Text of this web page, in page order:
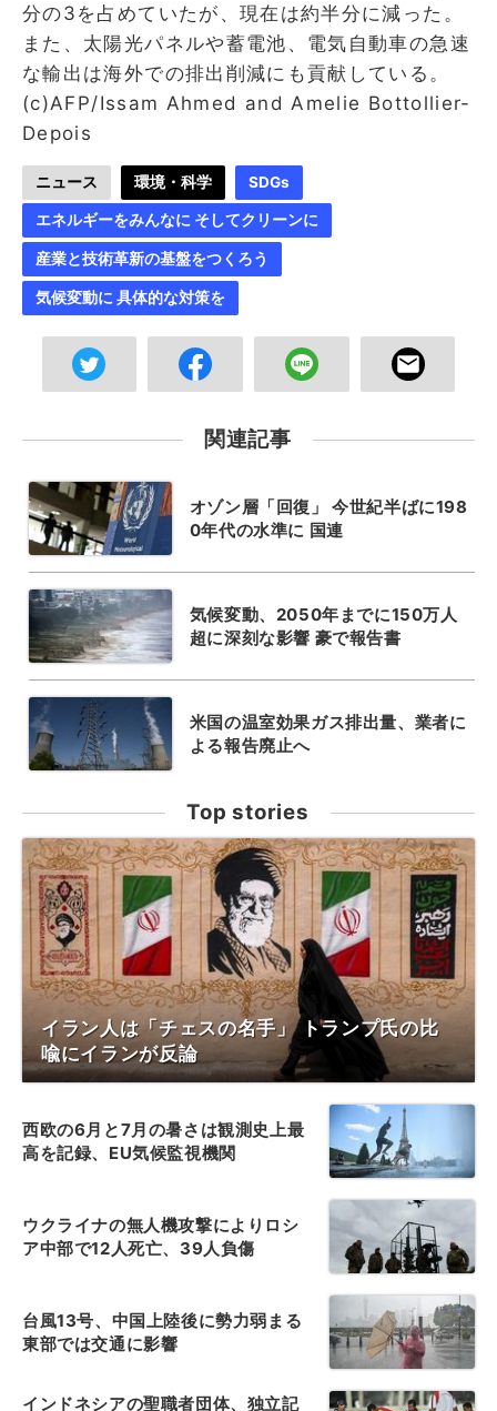
分の3を占めていたが、現在は約半分に減った。
また、太陽光パネルや蓄電池、電気自動車の急速
な輸出は海外での排出削減にも貢献している。
(c)AFP/Issam Ahmed and Amelie Bottollier-
Depois
ニュース 環境・科学 SDGs
エネルギーをみんなに そしてクリーンに
産業と技術革新の基盤をつくろう
気候変動に 具体的な対策を
関連記事
オゾン層「回復」 今世紀半ばに198
0年代の水準に 国連
気候変動、2050年までに150万人
超に深刻な影響 豪で報告書
米国の温室効果ガス排出量、業者に
よる報告廃止へ
Top stories
イラン人は「チェスの名手」 トランプ氏の比
喩にイランが反論
西欧の6月と7月の暑さは観測史上最
高を記録、EU気候監視機関
ウクライナの無人機攻撃によりロシ
ア中部で12人死亡、39人負傷
台風13号、中国上陸後に勢力弱まる
東部では交通に影響
インドネシアの聖職者団体、独立記